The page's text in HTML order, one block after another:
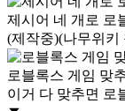
제시어 네 개로 로
(제작중)(나무위키
로블록스 게임 맞
이거 다 맞추면 로